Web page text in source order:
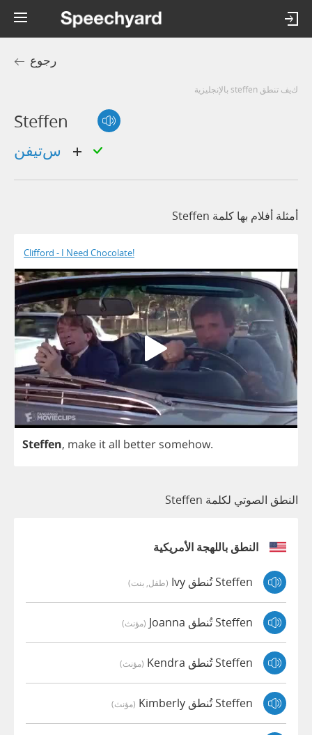
رجوع
كيف تنطق steffen بالإنجليزية
Steffen
أمثلة أفلام بها كلمة Steffen
Clifford - I Need Chocolate!
Steffen, make itall better somehow.
النطق الصوتي لكلمة Steffen
النطق باللهجة الأمريكية
Steffen تُنطق Ivy (طفل, بنت)
Steffen تُنطق Joanna (مؤنث)
Steffen تُنطق Kendra (مؤنث)
Steffen تُنطق Kimberly (مؤنث)